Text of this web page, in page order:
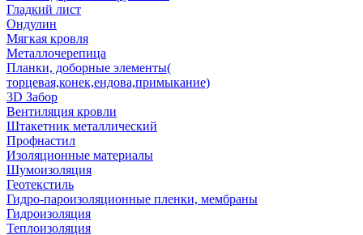
Гладкий лист
Ондулин
Мягкая кровля
Металлочерепица
Планки, доборные элементы(
торцевая,конек,ендова,примыкание)
3D Забор
Вентиляция кровли
Штакетник металлический
Профнастил
Изоляционные материалы
Шумоизоляция
Геотекстиль
Гидро-пароизоляционные пленки, мембраны
Гидроизоляция
Теплоизоляция